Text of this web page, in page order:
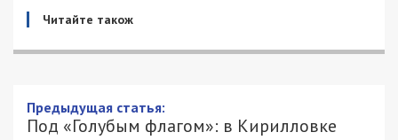
Читайте також
Предыдущая статья:
Под «Голубым флагом»: в Кирилловке